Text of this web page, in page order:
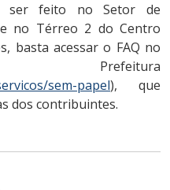
ser feito no Setor de
no Térreo 2 do Centro
basta acessar o FAQ no
sem-papel), que
dos contribuintes.